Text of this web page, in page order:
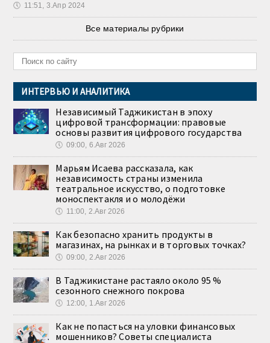
🕔 11:51, 3.Апр 2024
Все материалы рубрики
ИНТЕРВЬЮ И АНАЛИТИКА
Независимый Таджикистан в эпоху
цифровой трансформации: правовые
основы развития цифрового государства
🕔 09:00, 6.Авг 2026
Марьям Исаева рассказала, как
независимость страны изменила
театральное искусство, о подготовке
моноспектакля и о молодёжи
🕔 11:00, 2.Авг 2026
Как безопасно хранить продукты в
магазинах, на рынках и в торговых точках?
🕔 09:00, 2.Авг 2026
В Таджикистане растаяло около 95 %
сезонного снежного покрова
🕔 12:00, 1.Авг 2026
Как не попасться на уловки финансовых
мошенников? Советы специалиста